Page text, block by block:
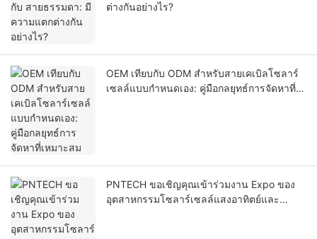
ต่างกันอย่างไร?
OEM เทียบกับ ODM สำหรับสายเคเบิลโซลาร์
เซลล์แบบกำหนดเอง: คู่มือกลยุทธ์การจัดหาที่
PNTECH ขอเชิญคุณเข้าร่วมงาน Expo ของ
อุตสาหกรรมโซลาร์เซลล์แสงอาทิตย์และ